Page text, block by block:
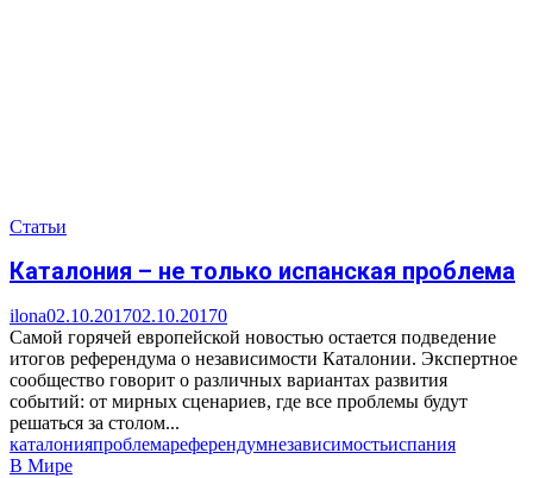
Статьи
Каталония – не только испанская проблема
ilona02.10.201702.10.20170
Самой горячей европейской новостью остается подведение
итогов референдума о независимости Каталонии. Экспертное
сообщество говорит о различных вариантах развития
событий: от мирных сценариев, где все проблемы будут
решаться за столом...
каталонияпроблемареферендумнезависимостьиспания
В Мире